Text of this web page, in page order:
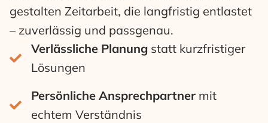
gestalten Zeitarbeit, die langfristig entlastet
– zuverlässig und passgenau.
Verlässliche Planung statt kurzfristiger
Lösungen
Persönliche Ansprechpartner mit
echtem Verständnis